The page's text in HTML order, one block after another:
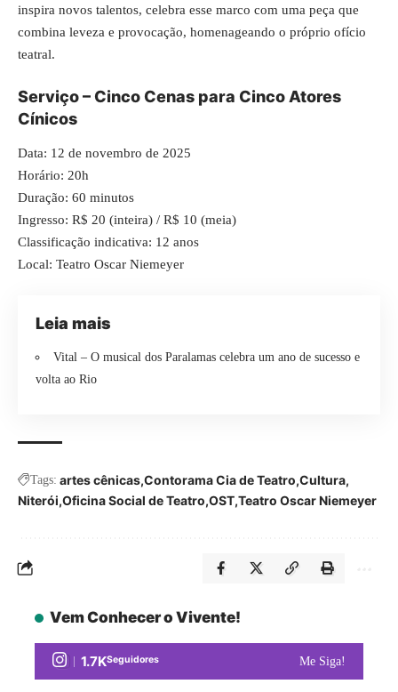
inspira novos talentos, celebra esse marco com uma peça que
combina leveza e provocação, homenageando o próprio ofício
teatral.
Serviço – Cinco Cenas para Cinco Atores
Cínicos
Data: 12 de novembro de 2025
Horário: 20h
Duração: 60 minutos
Ingresso: R$ 20 (inteira) / R$ 10 (meia)
Classificação indicativa: 12 anos
Local: Teatro Oscar Niemeyer
Leia mais
Vital – O musical dos Paralamas celebra um ano de sucesso e
volta ao Rio
Tags: artes cênicas Contorama Cia de Teatro Cultura
Niterói Oficina Social de Teatro OST Teatro Oscar Niemeyer
Vem Conhecer o Vivente!
1.7KSeguidores Me Siga!